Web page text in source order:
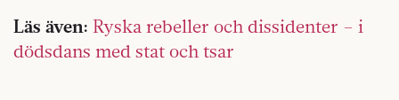
Läs även: Ryska rebeller och dissidenter – i
dödsdans med stat och tsar